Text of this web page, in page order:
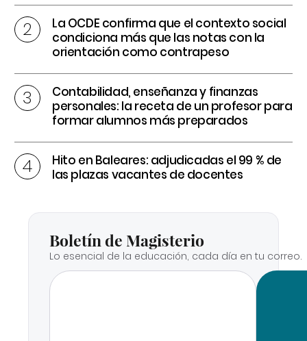
La OCDE confirma que el contexto social
condiciona más que las notas con la
orientación como contrapeso
Contabilidad, enseñanza y finanzas
personales: la receta de un profesor para
formar alumnos más preparados
Hito en Baleares: adjudicadas el 99 % de
las plazas vacantes de docentes
Boletín de Magisterio
Lo esencial de la educación, cada día en tu correo.